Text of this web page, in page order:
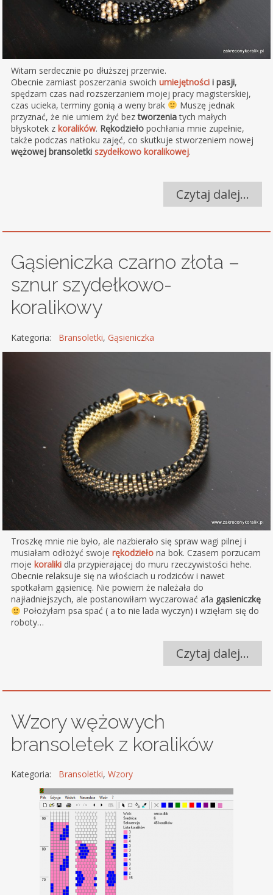
Witam serdecznie po dłuższej przerwie.
Obecnie zamiast poszerzania swoich umiejętnościi pasji,
spędzam czas nad rozszerzaniem mojej pracy magisterskiej,
czas ucieka, terminy gonią a weny brak
Muszę jednak
przyznać, że nie umiem żyć beztworzeniatych małych
błyskotek z koralików. Rękodziełopochłania mnie zupełnie,
także podczas natłoku zajęć, co skutkuje stworzeniem nowej
wężowej bransoletki szydełkowo koralikowej.
Czytaj dalej…
Gąsieniczka czarno złota –
sznur szydełkowo-
koralikowy
Kategoria: Bransoletki, Gąsieniczka
Troszkę mnie nie było, ale nazbierało się spraw wagi pilnej i
musiałam odłożyć swoje rękodziełona bok. Czasem porzucam
moje koralikidla przypierającej do muru rzeczywistości hehe.
Obecnie relaksuje się na włościach u rodziców i nawet
spotkałam gąsienicę. Nie powiem że należała do
najładniejszych, ale postanowiłam wyczarować a’la gąsieniczkę
Położyłam psa spać ( a to nie lada wyczyn) i wzięłam się do
roboty…
Czytaj dalej…
Wzory wężowych
bransoletek z koralików
Kategoria: Bransoletki, Wzory